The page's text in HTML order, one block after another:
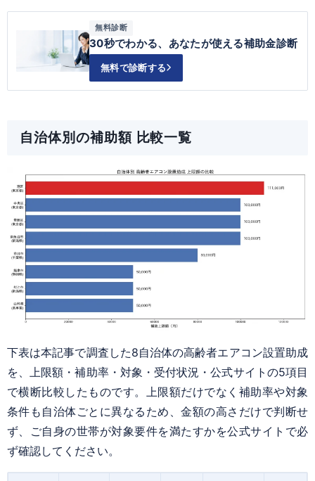
無料診断
30秒でわかる、あなたが使える補助金診断
無料で診断する
自治体別の補助額 比較一覧
下表は本記事で調査した8自治体の高齢者エアコン設置助成
を、上限額・補助率・対象・受付状況・公式サイトの5項目
で横断比較したものです。上限額だけでなく補助率や対象
条件も自治体ごとに異なるため、金額の高さだけで判断せ
ず、ご自身の世帯が対象要件を満たすかを公式サイトで必
ず確認してください。